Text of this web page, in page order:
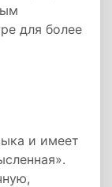
для более
и имеет